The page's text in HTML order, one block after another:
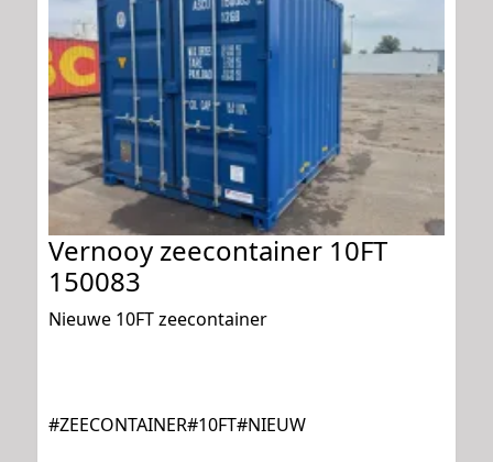
Vernooy zeecontainer 10FT
150083
Nieuwe 10FT zeecontainer
#ZEECONTAINER#10FT#NIEUW